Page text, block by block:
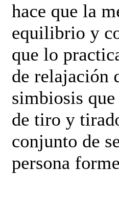
hace que la
equilibrio y
que lo
de relajación
simbiosis
de tiro y
conjunto de
persona